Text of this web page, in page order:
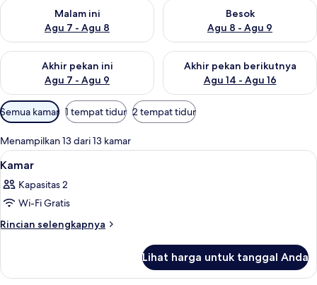
Malam ini
Agu 7 - Agu 8
Periksa ketersediaan untuk malam ini Agu 7 - Agu 8
Besok
Agu 8 - Agu 9
Periksa ketersediaan untuk
Akhir pekan ini
Agu 7 - Agu 9
Periksa ketersediaan untuk akhir pekan ini Agu 7 - Agu 9
Akhir pekan berikutnya
Agu 14 - Agu 16
Periksa ketersediaan untuk
Filter
tersedia
untuk
kamar
Semua kamar 1 tempat tidur 2 tempat tidur
Menampilkan 13 dari 13 kamar
Lihat
semua
foto
untuk
Kamar
Seprai premium, bantalan ekstra
3
Kamar
Kapasitas 2
Wi-Fi Gratis
Rincian selengkapnya
Rincian
Kamar
Lihat harga untuk tanggal Anda